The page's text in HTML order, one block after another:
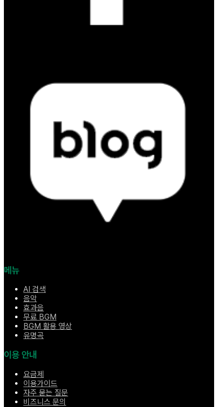
메뉴
AI 검색
음악
효과음
무료 BGM
BGM 활용 영상
유명곡
이용 안내
요금제
이용가이드
자주 묻는 질문
비즈니스 문의